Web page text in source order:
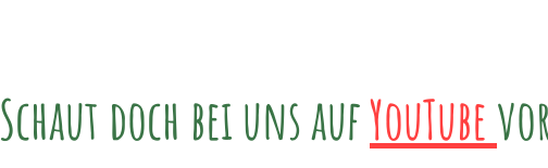
Schaut doch bei uns aufYouTube